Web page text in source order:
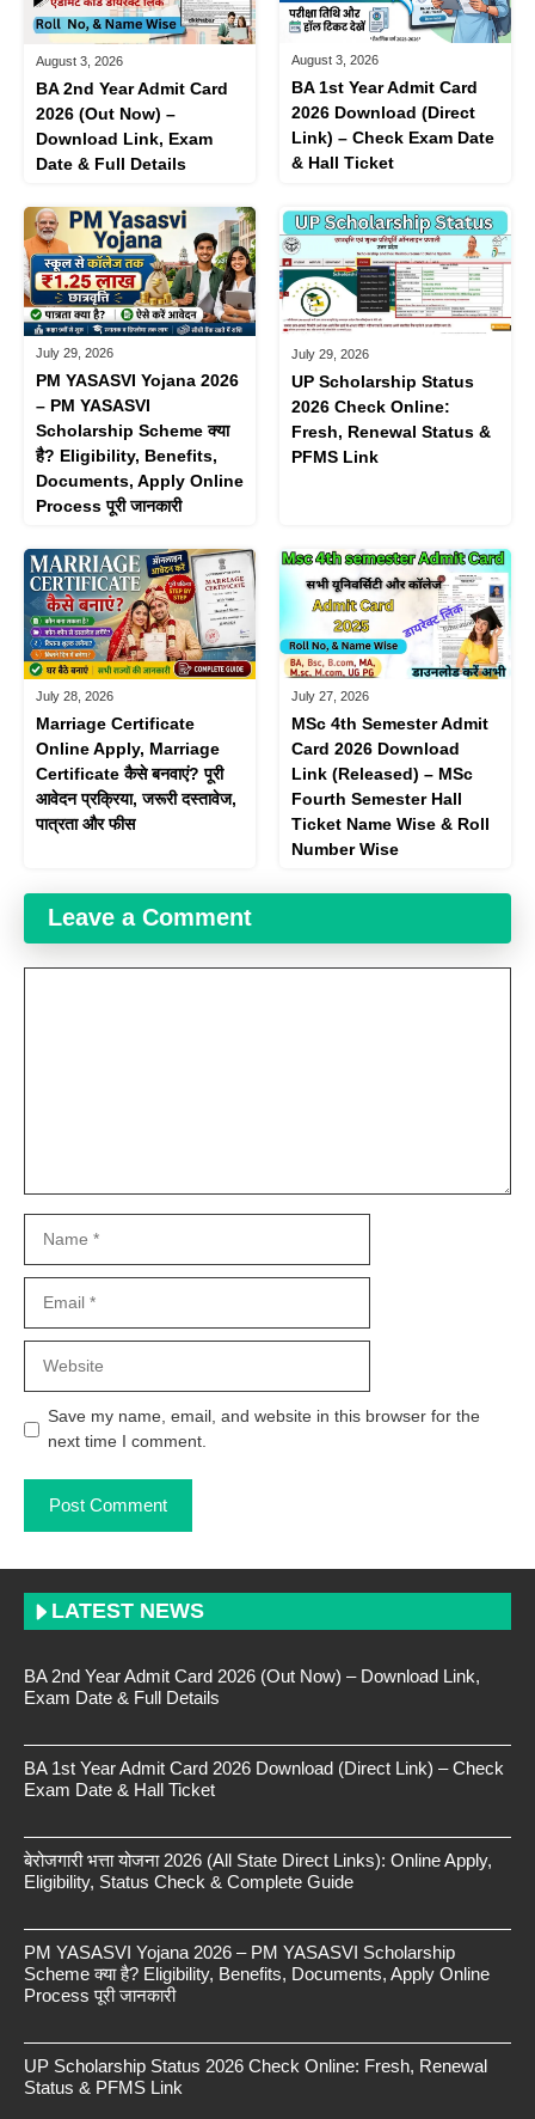
August 3, 2026
BA 2nd Year Admit Card
2026 (Out Now) –
Download Link, Exam
Date & Full Details
August 3, 2026
BA 1st Year Admit Card
2026 Download (Direct
Link) – Check Exam Date
& Hall Ticket
July 29, 2026
PM YASASVI Yojana 2026
– PM YASASVI
Scholarship Scheme क्या
है? Eligibility, Benefits,
Documents, Apply Online
Process पूरी जानकारी
July 29, 2026
UP Scholarship Status
2026 Check Online:
Fresh, Renewal Status &
PFMS Link
July 28, 2026
Marriage Certificate
Online Apply, Marriage
Certificate कैसे बनवाएं? पूरी
आवेदन प्रक्रिया, जरूरी दस्तावेज,
पात्रता और फीस
July 27, 2026
MSc 4th Semester Admit
Card 2026 Download
Link (Released) – MSc
Fourth Semester Hall
Ticket Name Wise & Roll
Number Wise
Leave a Comment
Save my name, email, and website in this browser for the
next time I comment.
LATEST NEWS
BA 2nd Year Admit Card 2026 (Out Now) – Download Link,
Exam Date & Full Details
BA 1st Year Admit Card 2026 Download (Direct Link) – Check
Exam Date & Hall Ticket
बेरोजगारी भत्ता योजना 2026 (All State Direct Links): Online Apply,
Eligibility, Status Check & Complete Guide
PM YASASVI Yojana 2026 – PM YASASVI Scholarship
Scheme क्या है? Eligibility, Benefits, Documents, Apply Online
Process पूरी जानकारी
UP Scholarship Status 2026 Check Online: Fresh, Renewal
Status & PFMS Link